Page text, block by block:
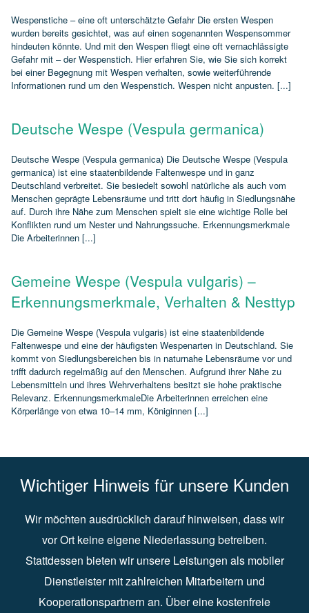
Wespenstiche – eine oft unterschätzte Gefahr Die ersten Wespen
wurden bereits gesichtet, was auf einen sogenannten Wespensommer
hindeuten könnte. Und mit den Wespen fliegt eine oft vernachlässigte
Gefahr mit – der Wespenstich. Hier erfahren Sie, wie Sie sich korrekt
bei einer Begegnung mit Wespen verhalten, sowie weiterführende
Informationen rund um den Wespenstich. Wespen nicht anpusten. [...]
Deutsche Wespe (Vespula germanica)
Deutsche Wespe (Vespula germanica) Die Deutsche Wespe (Vespula
germanica) ist eine staatenbildende Faltenwespe und in ganz
Deutschland verbreitet. Sie besiedelt sowohl natürliche als auch vom
Menschen geprägte Lebensräume und tritt dort häufig in Siedlungsnähe
auf. Durch ihre Nähe zum Menschen spielt sie eine wichtige Rolle bei
Konflikten rund um Nester und Nahrungssuche. Erkennungsmerkmale
Die Arbeiterinnen [...]
Gemeine Wespe (Vespula vulgaris) –
Erkennungsmerkmale, Verhalten & Nesttyp
Die Gemeine Wespe (Vespula vulgaris) ist eine staatenbildende
Faltenwespe und eine der häufigsten Wespenarten in Deutschland. Sie
kommt von Siedlungsbereichen bis in naturnahe Lebensräume vor und
trifft dadurch regelmäßig auf den Menschen. Aufgrund ihrer Nähe zu
Lebensmitteln und ihres Wehrverhaltens besitzt sie hohe praktische
Relevanz. ErkennungsmerkmaleDie Arbeiterinnen erreichen eine
Körperlänge von etwa 10–14 mm, Königinnen [...]
Wichtiger Hinweis für unsere Kunden
Wir möchten ausdrücklich darauf hinweisen, dass wir
vor Ort keine eigene Niederlassung betreiben.
Stattdessen bieten wir unsere Leistungen als mobiler
Dienstleister mit zahlreichen Mitarbeitern und
Kooperationspartnern an. Über eine kostenfreie